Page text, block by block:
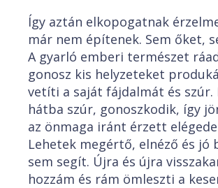
Így aztán elkopogatnak
már nem építenek. Sem őket,
A gyarló emberi természet
gonosz kis helyzeteket
vetíti a saját fájdalmát és szúr.
hátba szúr, gonoszkodik, így
az önmaga iránt érzett
Lehetek megértő, elnéző és jó
sem segít. Újra és újra
hozzám és rám ömleszti a